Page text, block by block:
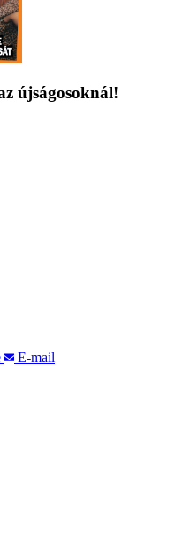
újságosoknál!
E-mail